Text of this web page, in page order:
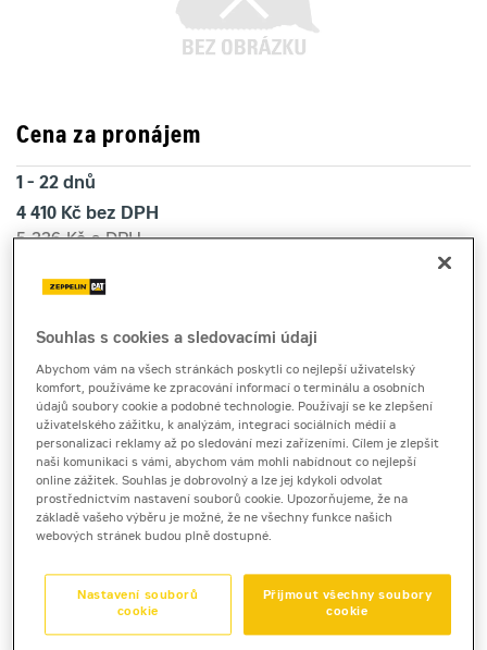
Cena za pronájem
1 - 22 dnů
4 410 Kč bez DPH
5 336 Kč s DPH
23 a více dnů
4 876 Kč s DPH
Kauce
30 000 Kč
teleskopický manipulátor
Manitou MT933
zapůjčení pro univerzální použití na stavbě i ve
skladu.
Souhlas s cookies a sledovacími údaji
Abychom vám na všech stránkách poskytli co nejlepší uživatelský
komfort, používáme ke zpracování informací o terminálu a osobních
údajů soubory cookie a podobné technologie. Používají se ke zlepšení
uživatelského zážitku, k analýzám, integraci sociálních médií a
personalizaci reklamy až po sledování mezi zařízeními. Cílem je zlepšit
naši komunikaci s vámi, abychom vám mohli nabídnout co nejlepší
online zážitek. Souhlas je dobrovolný a lze jej kdykoli odvolat
prostřednictvím nastavení souborů cookie. Upozorňujeme, že na
základě vašeho výběru je možné, že ne všechny funkce našich
webových stránek budou plně dostupné.
Přijmout všechny soubory
cookie
Nastavení souborů
cookie